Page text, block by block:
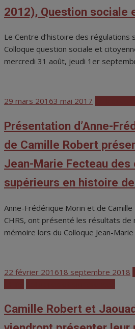
2012), Question sociale
Le Centre d’histoire des régulations
Colloque question sociale et
mercredi 31 août, jeudi 1er
Posted
29 mars 20163 mai 2017
Présentation d’Anne-
de Camille Robert
Jean-Marie Fecteau des
supérieurs en histoire de
Anne-Frédérique Morin et de
CHRS, ont présenté les résultats de
mémoire lors du Colloque Jean-
Posted
22 février 201618 septembre 2018
Camille Robert et